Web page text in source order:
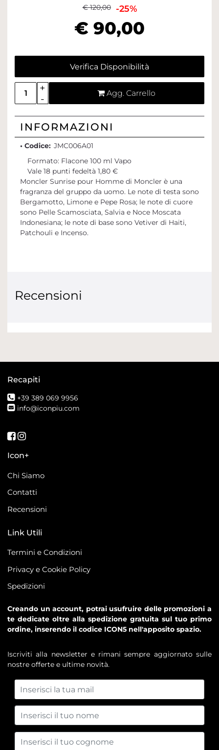
€ 120,00 -25%
€ 90,00
Verifica Disponibilità
Quantità
Agg. Carrello
INFORMAZIONI
• Codice: JMC006A01
Formato: Flacone 100 ml Vapo
Vale 18 punti fedeltà 1,80 €
Moncler Sunrise pour Homme di Moncler è una
fragranza del gruppo da uomo. Le note di testa sono
Bergamotto, Limone e Pepe Rosa; le note di cuore
sono Pelle Scamosciata, Salvia e Noce Moscata
Indonesiana; le note di base sono Vetiver di Haiti,
Patchouli e Incenso.
Recensioni
Recapiti
+39 389 069 9956
info@iconpiu.com
Seguici su Facebook
Seguici su Instagram
Icon+
Chi Siamo
Contatti
Recensioni
Link Utili
Termini e Condizioni
Privacy e Cookie Policy
Spedizioni
Creando un account, potrai usufruire delle promozioni a
te dedicate oltre alla spedizione gratuita sul tuo primo
ordine, inserendo il codice ICON5 nell'apposito spazio.
Iscriviti alla newsletter e rimani sempre aggiornato sulle
nostre offerte e ultime novità.